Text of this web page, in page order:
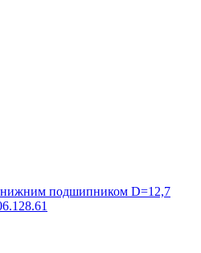
нижним подшипником D=12,7